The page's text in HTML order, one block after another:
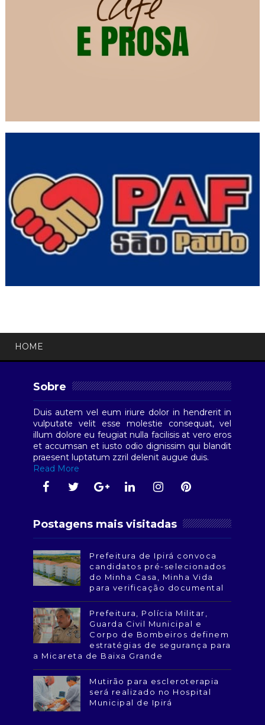
HOME
Sobre
Duis autem vel eum iriure dolor in hendrerit in
vulputate velit esse molestie consequat, vel
illum dolore eu feugiat nulla facilisis at vero eros
et accumsan et iusto odio dignissim qui blandit
praesent luptatum zzril delenit augue duis.
Read More
Postagens mais visitadas
Prefeitura de Ipirá convoca
candidatos pré-selecionados
do Minha Casa, Minha Vida
para verificação documental
Prefeitura, Polícia Militar,
Guarda Civil Municipal e
Corpo de Bombeiros definem
estratégias de segurança para
a Micareta de Baixa Grande
Mutirão para escleroterapia
será realizado no Hospital
Municipal de Ipirá